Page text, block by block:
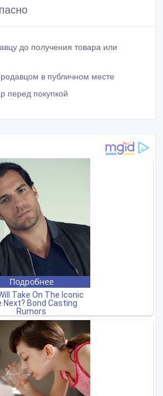
до получения товара или
в публичном месте
перед покупкой